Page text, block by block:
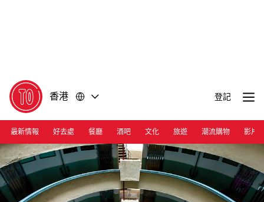
香港 登記
最新情報 好去處 餐廳 酒吧 文化 旅遊 潮流購物 影片